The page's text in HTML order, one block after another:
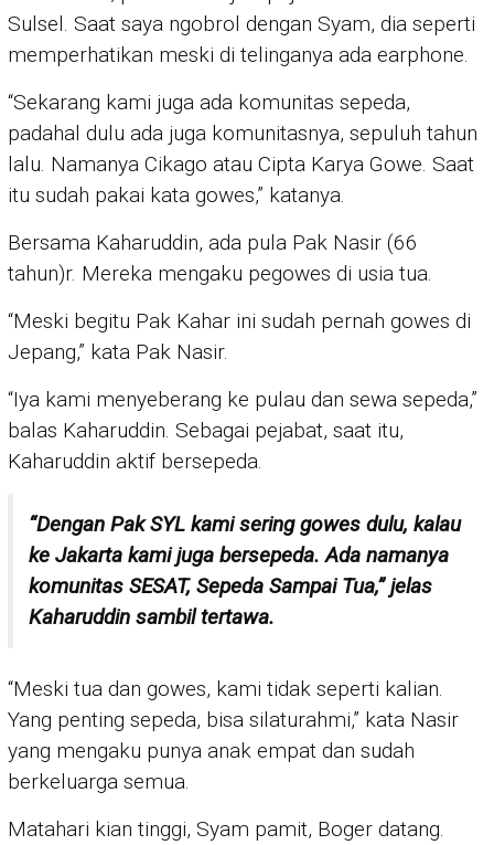
Sulsel. Saat saya ngobrol dengan Syam, dia seperti
memperhatikan meski di telinganya ada earphone.
“Sekarang kami juga ada komunitas sepeda,
padahal dulu ada juga komunitasnya, sepuluh tahun
lalu. Namanya Cikago atau Cipta Karya Gowe. Saat
itu sudah pakai kata gowes,” katanya.
Bersama Kaharuddin, ada pula Pak Nasir (66
tahun)r. Mereka mengaku pegowes di usia tua.
“Meski begitu Pak Kahar ini sudah pernah gowes di
Jepang,” kata Pak Nasir.
“Iya kami menyeberang ke pulau dan sewa sepeda,”
balas Kaharuddin. Sebagai pejabat, saat itu,
Kaharuddin aktif bersepeda.
“Dengan Pak SYL kami sering gowes dulu, kalau
ke Jakarta kami juga bersepeda. Ada namanya
komunitas SESAT, Sepeda Sampai Tua,” jelas
Kaharuddin sambil tertawa.
“Meski tua dan gowes, kami tidak seperti kalian.
Yang penting sepeda, bisa silaturahmi,” kata Nasir
yang mengaku punya anak empat dan sudah
berkeluarga semua.
Matahari kian tinggi, Syam pamit, Boger datang.